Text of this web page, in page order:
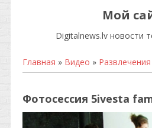
Мой
Digitalnews.lv новости
Главная » Видео » Развлечения
Фотосессия 5ivesta